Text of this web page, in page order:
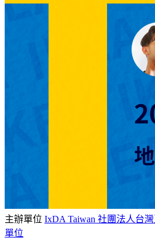
主辦單位 IxDA Taiwan 社團法人台
單位